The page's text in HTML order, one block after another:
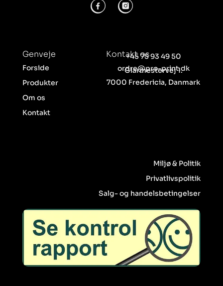
Genveje
Forside
Produkter
Om os
Kontakt
Kontakt os
+45 75 93 49 50
ordre@pro-print.dk
Glarmestervej 1.
7000 Fredericia, Danmark
Miljø & Politik
Privatlivspolitik
Salg- og handelsbetingelser